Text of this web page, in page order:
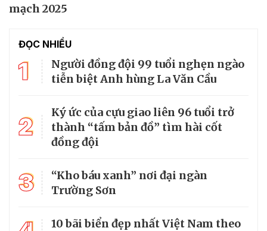
mạch 2025
ĐỌC NHIỀU
1
Người đồng đội 99 tuổi nghẹn ngào
tiễn biệt Anh hùng La Văn Cầu
2
Ký ức của cựu giao liên 96 tuổi trở
thành “tấm bản đồ” tìm hài cốt
đồng đội
3
“Kho báu xanh” nơi đại ngàn
Trường Sơn
10 bãi biển đẹp nhất Việt Nam theo